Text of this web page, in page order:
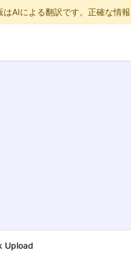
はAIによる翻訳です。正確な情
Upload